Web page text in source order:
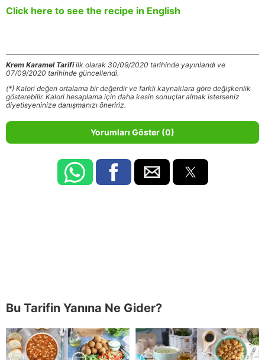
Click here to see the recipe in English
Krem Karamel Tarifiilk olarak 30/09/2020 tarihinde yayınlandı ve
07/09/2020 tarihinde güncellendi.
(*) Kalori değeri ortalama bir değerdir ve farklı kaynaklara göre değişkenlik
gösterebilir. Kalori hesaplama için daha kesin sonuçlar almak isterseniz
diyetisyeninize danışmanızı öneririz.
Yorumları Göster (0)
Bu Tarifin Yanına Ne Gider?